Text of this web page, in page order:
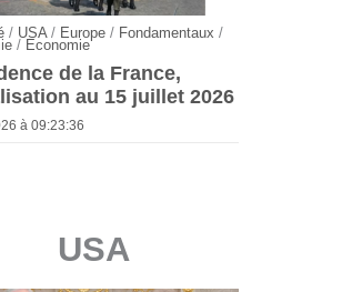
/ USA/ Europe/ Fondamentaux /
/ Economie
de la France,
au 15 juillet 2026
à 09:23:36
USA